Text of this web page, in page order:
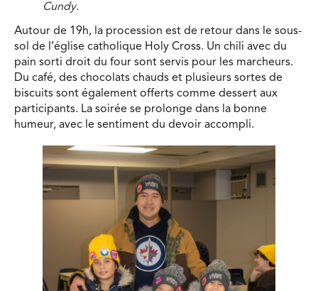
Cundy.
Autour de 19h, la procession est de retour dans le sous-
sol de l’église catholique Holy Cross. Un chili avec du
pain sorti droit du four sont servis pour les marcheurs.
Du café, des chocolats chauds et plusieurs sortes de
biscuits sont également offerts comme dessert aux
participants. La soirée se prolonge dans la bonne
humeur, avec le sentiment du devoir accompli.